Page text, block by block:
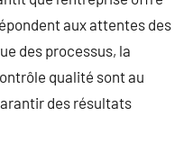
aux attentes des
des processus, la
qualité sont au
des résultats